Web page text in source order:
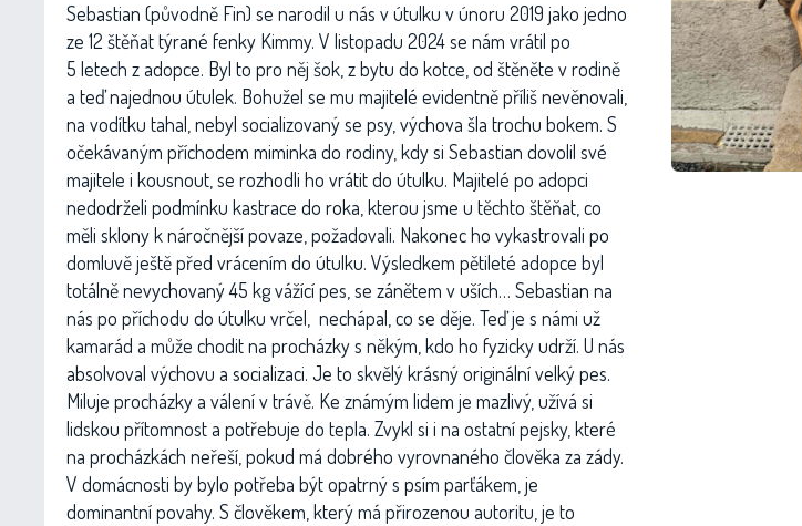
Sebastian (původně Fin) se narodil u nás v útulku v únoru 2019 jako jedno
ze 12 štěňat týrané fenky Kimmy. V listopadu 2024 se nám vrátil po
5 letech z adopce. Byl to pro něj šok, z bytu do kotce, od štěněte v rodině
a teď najednou útulek. Bohužel se mu majitelé evidentně příliš nevěnovali,
na vodítku tahal, nebyl socializovaný se psy, výchova šla trochu bokem. S
očekávaným příchodem miminka do rodiny, kdy si Sebastian dovolil své
majitele i kousnout, se rozhodli ho vrátit do útulku. Majitelé po adopci
nedodrželi podmínku kastrace do roka, kterou jsme u těchto štěňat, co
měli sklony k náročnější povaze, požadovali. Nakonec ho vykastrovali po
domluvě ještě před vrácením do útulku. Výsledkem pětileté adopce byl
totálně nevychovaný 45 kg vážící pes, se zánětem v uších… Sebastian na
nás po příchodu do útulku vrčel, nechápal, co se děje. Teď je s námi už
kamarád a může chodit na procházky s někým, kdo ho fyzicky udrží. U nás
absolvoval výchovu a socializaci. Je to skvělý krásný originální velký pes.
Miluje procházky a válení v trávě. Ke známým lidem je mazlivý, užívá si
lidskou přítomnost a potřebuje do tepla. Zvykl si i na ostatní pejsky, které
na procházkách neřeší, pokud má dobrého vyrovnaného člověka za zády.
V domácnosti by bylo potřeba být opatrný s psím parťákem, je
dominantní povahy. S člověkem, který má přirozenou autoritu, je to